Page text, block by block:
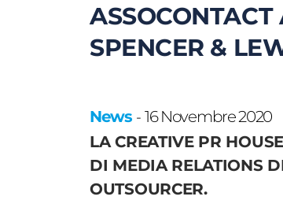
SPENCER &
News - 16 Novembre 2020
LA CREATIVE PR
DI MEDIA RELATIONS
OUTSOURCER.